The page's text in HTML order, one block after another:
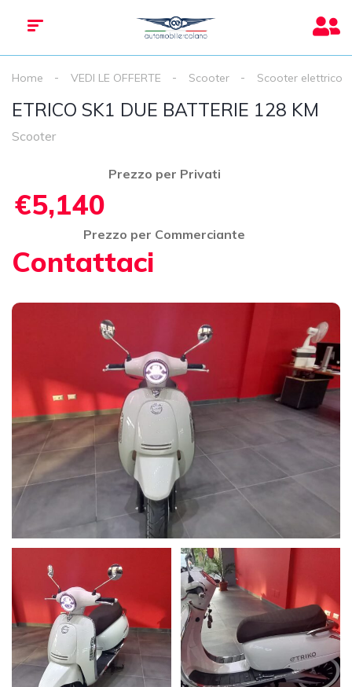
Home VEDI LE OFFERTE Scooter Scooter elettrico
ETRICO SK1 DUE BATTERIE 128 KM
Scooter
Prezzo per Privati
€5,140
Prezzo per Commerciante
Contattaci